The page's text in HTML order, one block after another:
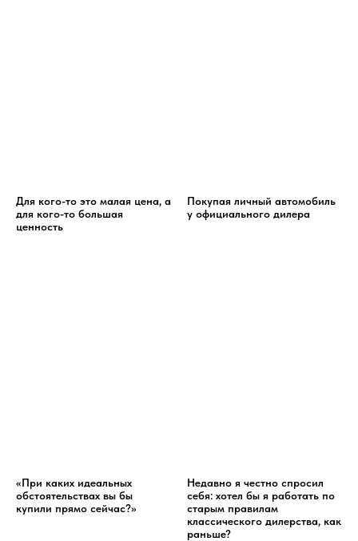
Для кого-то это малая цена, а
для кого-то большая
ценность
Покупая личный автомобиль
у официального дилера
«При каких идеальных
обстоятельствах вы бы
купили прямо сейчас?»
Недавно я честно спросил
себя: хотел бы я работать по
старым правилам
классического дилерства, как
раньше?